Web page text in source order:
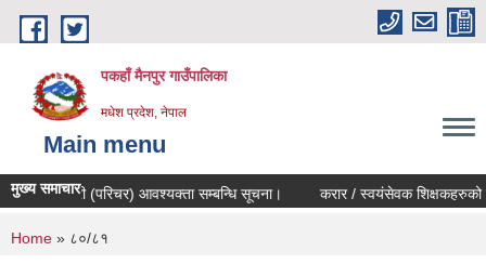
Skip to main content
पकहाँ मैनपुर गाउँपालिका
मधेश प्रदेश, नेपाल
Main menu
मुख्य समाचार
कर्मचारी (परिचर) आवश्यक्ता सम्बन्धि सूचना। करार / स्वयंसेवक शिक्षकहरुको
You are here
Home » ८०/८१